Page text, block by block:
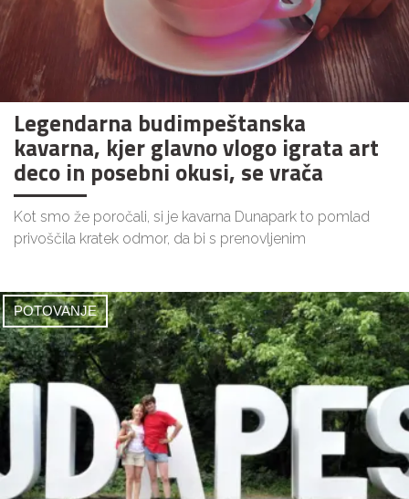
Legendarna budimpeštanska
kavarna, kjer glavno vlogo igrata art
deco in posebni okusi, se vrača
Kot smo že poročali, si je kavarna Dunapark to pomlad
privoščila kratek odmor, da bi s prenovljenim
POTOVANJE